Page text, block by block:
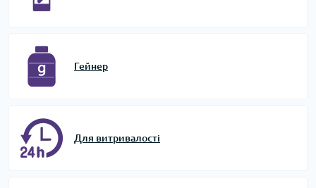
Гейнер
Для витривалості